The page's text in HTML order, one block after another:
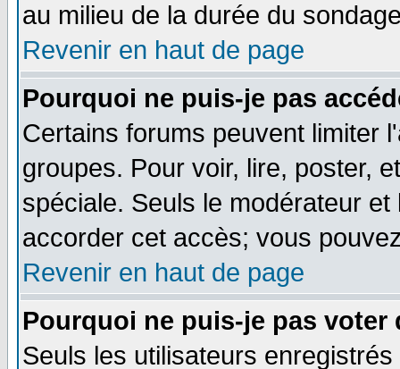
au milieu de la durée du
Revenir en haut de page
Pourquoi ne puis-je pas
Certains forums peuvent limiter
groupes. Pour voir, lire, poster,
spéciale. Seuls le modérateur
accorder cet accès; vous
Revenir en haut de page
Pourquoi ne puis-je pas voter
Seuls les utilisateurs